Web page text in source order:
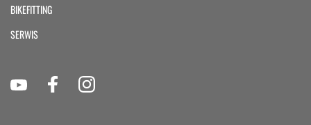
BIKEFITTING
SERWIS